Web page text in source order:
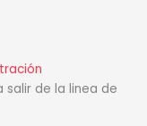
salir de la linea de